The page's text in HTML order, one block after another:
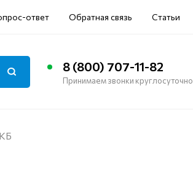
ответ Обратная связь Статьи
8 (800) 707-11-82
Принимаем звонки круглосуточно